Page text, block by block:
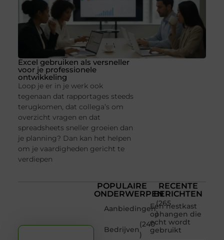
Excel gebruiken als versneller
voor je professionele
ontwikkeling
Loop je er in je werk ook
tegenaan dat rapportages steeds
terugkomen, dat collega’s om
overzicht vragen en dat
spreadsheets sneller groeien dan
je planning? Dan kan het helpen
om je vaardigheden gericht te
verdiepen
POPULAIRE
ONDERWERPEN
Aanbiedingen
(265
)
Bedrijven
(240
)
RECENTE
BERICHTEN
Een nestkast
ophangen die
echt wordt
gebruikt